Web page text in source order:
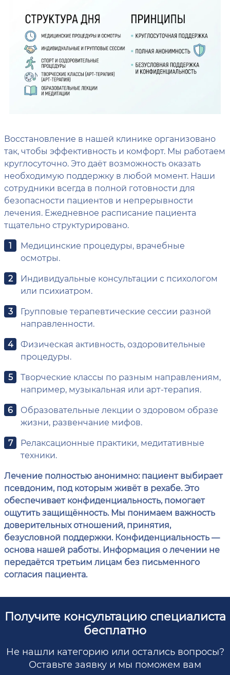
Восстановление в нашей клинике организовано
так, чтобы эффективность и комфорт. Мы работаем
круглосуточно. Это даёт возможность оказать
необходимую поддержку в любой момент. Наши
сотрудники всегда в полной готовности для
безопасности пациентов и непрерывности
лечения. Ежедневное расписание пациента
тщательно структурировано.
Медицинские процедуры, врачебные
осмотры.
Индивидуальные консультации с психологом
или психиатром.
Групповые терапевтические сессии разной
направленности.
Физическая активность, оздоровительные
процедуры.
Творческие классы по разным направлениям,
например, музыкальная или арт-терапия.
Образовательные лекции о здоровом образе
жизни, развенчание мифов.
Релаксационные практики, медитативные
техники.
Лечение полностью анонимно: пациент выбирает
псевдоним, под которым живёт в рехабе. Это
обеспечивает конфиденциальность, помогает
ощутить защищённость. Мы понимаем важность
доверительных отношений, принятия,
безусловной поддержки. Конфиденциальность —
основа нашей работы. Информация о лечении не
передаётся третьим лицам без письменного
согласия пациента.
Получите консультацию специалиста
бесплатно
Не нашли категорию или остались вопросы?
Оставьте заявку и мы поможем вам